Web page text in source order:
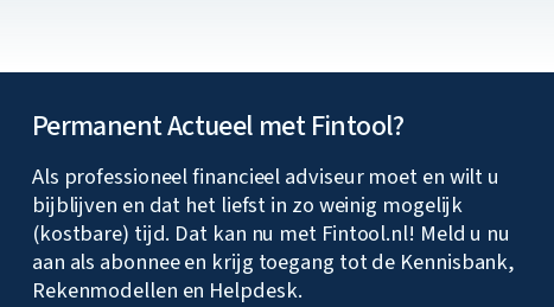
Permanent Actueel met Fintool?
Als professioneel financieel adviseur moet en wilt u
bijblijven en dat het liefst in zo weinig mogelijk
(kostbare) tijd. Dat kan nu met Fintool.nl! Meld u nu
aan als abonnee en krijg toegang tot de Kennisbank,
Rekenmodellen en Helpdesk.